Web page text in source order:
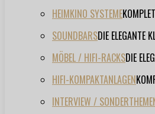
HEIMKINO SYSTEME
SOUNDBARSDIE ELEGANTE
MÖBEL / HIFI-RACKSDIE
HIFI-KOMPAKTANLAGEN
INTERVIEW /